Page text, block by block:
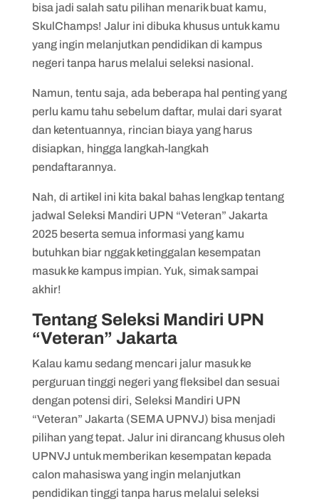
bisa jadi salah satu pilihan menarik buat kamu,
SkulChamps! Jalur ini dibuka khusus untuk kamu
yang ingin melanjutkan pendidikan di kampus
negeri tanpa harus melalui seleksi nasional.
Namun, tentu saja, ada beberapa hal penting yang
perlu kamu tahu sebelum daftar, mulai dari syarat
dan ketentuannya, rincian biaya yang harus
disiapkan, hingga langkah-langkah
pendaftarannya.
Nah, di artikel ini kita bakal bahas lengkap tentang
jadwal Seleksi Mandiri UPN “Veteran” Jakarta
2025 beserta semua informasi yang kamu
butuhkan biar nggak ketinggalan kesempatan
masuk ke kampus impian. Yuk, simak sampai
akhir!
Tentang Seleksi Mandiri UPN
“Veteran” Jakarta
Kalau kamu sedang mencari jalur masuk ke
perguruan tinggi negeri yang fleksibel dan sesuai
dengan potensi diri, Seleksi Mandiri UPN
“Veteran” Jakarta (SEMA UPNVJ) bisa menjadi
pilihan yang tepat. Jalur ini dirancang khusus oleh
UPNVJ untuk memberikan kesempatan kepada
calon mahasiswa yang ingin melanjutkan
pendidikan tinggi tanpa harus melalui seleksi